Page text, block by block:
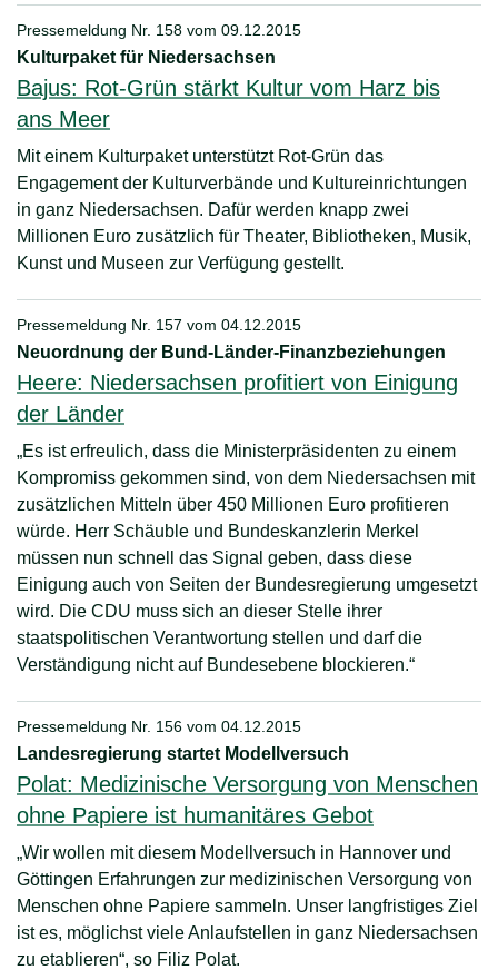
Pressemeldung Nr. 158 vom 09.12.2015
Kulturpaket für Niedersachsen
Bajus: Rot-Grün stärkt Kultur vom Harz bis
ans Meer
Mit einem Kulturpaket unterstützt Rot-Grün das
Engagement der Kulturverbände und Kultureinrichtungen
in ganz Niedersachsen. Dafür werden knapp zwei
Millionen Euro zusätzlich für Theater, Bibliotheken, Musik,
Kunst und Museen zur Verfügung gestellt.
Pressemeldung Nr. 157 vom 04.12.2015
Neuordnung der Bund-Länder-Finanzbeziehungen
Heere: Niedersachsen profitiert von Einigung
der Länder
„Es ist erfreulich, dass die Ministerpräsidenten zu einem
Kompromiss gekommen sind, von dem Niedersachsen mit
zusätzlichen Mitteln über 450 Millionen Euro profitieren
würde. Herr Schäuble und Bundeskanzlerin Merkel
müssen nun schnell das Signal geben, dass diese
Einigung auch von Seiten der Bundesregierung umgesetzt
wird. Die CDU muss sich an dieser Stelle ihrer
staatspolitischen Verantwortung stellen und darf die
Verständigung nicht auf Bundesebene blockieren.“
Pressemeldung Nr. 156 vom 04.12.2015
Landesregierung startet Modellversuch
Polat: Medizinische Versorgung von Menschen
ohne Papiere ist humanitäres Gebot
„Wir wollen mit diesem Modellversuch in Hannover und
Göttingen Erfahrungen zur medizinischen Versorgung von
Menschen ohne Papiere sammeln. Unser langfristiges Ziel
ist es, möglichst viele Anlaufstellen in ganz Niedersachsen
zu etablieren“, so Filiz Polat.